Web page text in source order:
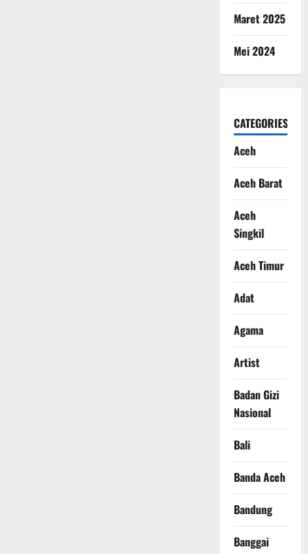
Maret 2025
Mei 2024
CATEGORIES
Aceh
Aceh Barat
Aceh
Singkil
Aceh Timur
Adat
Agama
Artist
Badan Gizi
Nasional
Bali
Banda Aceh
Bandung
Banggai